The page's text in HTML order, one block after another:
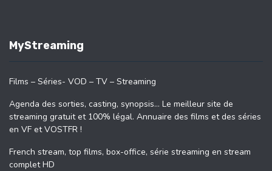
MyStreaming
Films – Séries- VOD – TV – Streaming
Agenda des sorties, casting, synopsis… Le meilleur site de
streaming gratuit et 100% légal. Annuaire des films et des séries
en VF et VOSTFR !
French stream, top films, box-office, série streaming en stream
complet HD